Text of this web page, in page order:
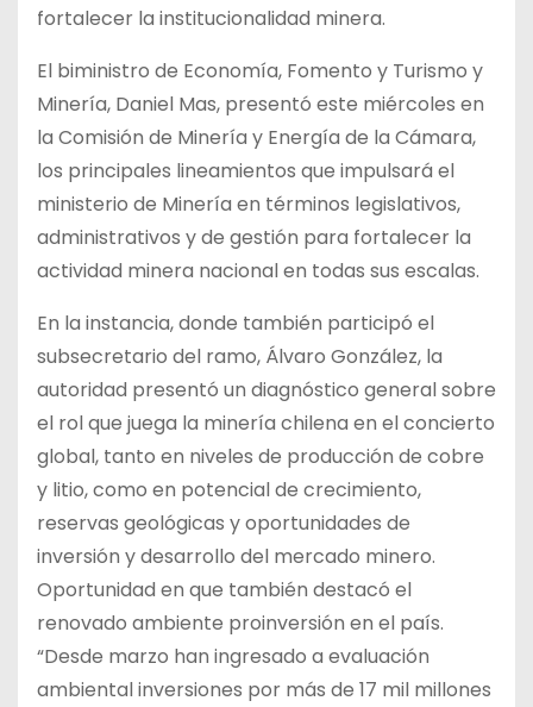
fortalecer la institucionalidad minera.
El biministro de Economía, Fomento y Turismo y
Minería, Daniel Mas, presentó este miércoles en
la Comisión de Minería y Energía de la Cámara,
los principales lineamientos que impulsará el
ministerio de Minería en términos legislativos,
administrativos y de gestión para fortalecer la
actividad minera nacional en todas sus escalas.
En la instancia, donde también participó el
subsecretario del ramo, Álvaro González, la
autoridad presentó un diagnóstico general sobre
el rol que juega la minería chilena en el concierto
global, tanto en niveles de producción de cobre
y litio, como en potencial de crecimiento,
reservas geológicas y oportunidades de
inversión y desarrollo del mercado minero.
Oportunidad en que también destacó el
renovado ambiente proinversión en el país.
“Desde marzo han ingresado a evaluación
ambiental inversiones por más de 17 mil millones